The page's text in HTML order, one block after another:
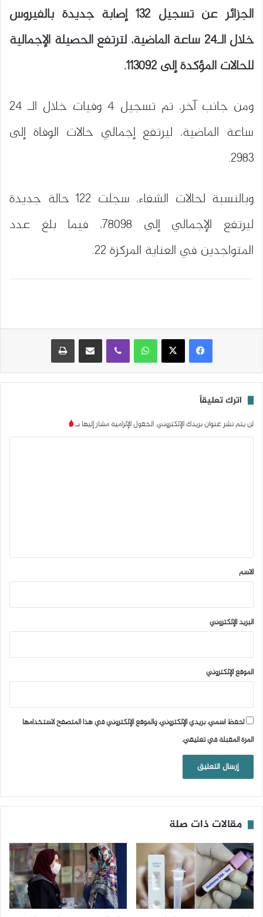
الجزائر عن تسجيل 132 إصابة جديدة بالفيروس
خلال الـ24 ساعة الماضية، لترتفع الحصيلة الإجمالية
للحالات المؤكدة إلى 113092.
ومن جانب آخر، تم تسجيل 4 وفيات خلال الـ 24
ساعة الماضية، ليرتفع إجمالي حالات الوفاة إلى
2983.
وبالنسبة لحالات الشفاء، سجلت 122 حالة جديدة
ليرتفع الإجمالي إلى 78098، فيما بلغ عدد
المتواجدين في العناية المركزة 22.
واتساب مشاركة عبر البريد
اترك تعليقاً
لن يتم نشر عنوان بريدك الإلكتروني.الحقول الإلزامية مشار إليها بـ*
*
الاسم
البريد الإلكتروني
الموقع الإلكتروني
احفظ اسمي، بريدي الإلكتروني، والموقع الإلكتروني في هذا المتصفح لاستخدامها
المرة المقبلة في تعليقي.
مقالات ذات صلة